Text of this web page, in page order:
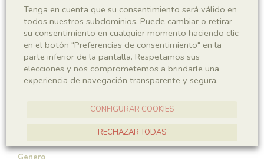
Taxonomía
Reino
Plantae
Phyllum
Spermatophyta
Subphyllum
Gymnospermae
Clase
Pinopsida
Araucariaceae
Genero
Tenga en cuenta que su consentimiento será válido en
todos nuestros subdominios. Puede cambiar o retirar
su consentimiento en cualquier momento haciendo clic
en el botón "Preferencias de consentimiento" en la
parte inferior de la pantalla. Respetamos sus
elecciones y nos comprometemos a brindarle una
experiencia de navegación transparente y segura.
CONFIGURAR COOKIES
RECHAZAR TODAS
ACEPTAR TODAS